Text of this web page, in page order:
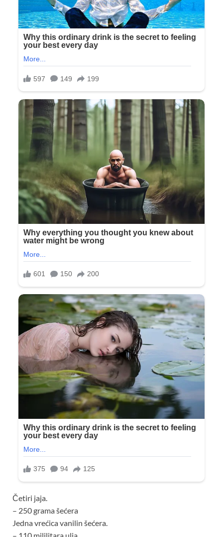
Četiri jaja.
– 250 grama šećera
Jedna vrećica vanilin šećera.